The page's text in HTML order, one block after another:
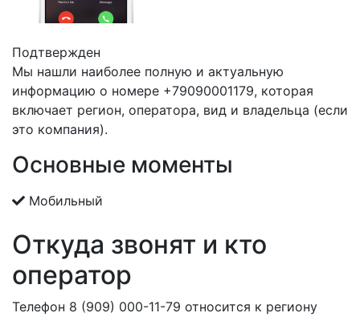
Подтвержден
Мы нашли наиболее полную и актуальную
информацию о номере +79090001179, которая
включает регион, оператора, вид и владельца (если
это компания).
Основные моменты
Мобильный
Откуда звонят и кто
оператор
Телефон 8 (909) 000-11-79 относится к региону